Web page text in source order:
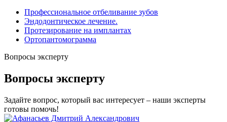
Профессиональное отбеливание зубов
Эндодонтическое лечение.
Протезирование на имплантах
Ортопантомограмма
Вопросы эксперту
Вопросы эксперту
Задайте вопрос, который вас интересует – наши эксперты
готовы помочь!